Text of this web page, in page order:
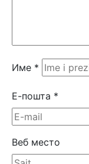
Име *
Е-пошта *
Веб место